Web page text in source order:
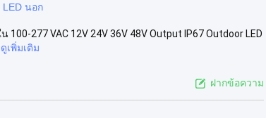
LED นอก
277 VAC 12V 24V 36V 48V Output IP67 Outdoor LED
ดูเพิ่มเติม
ฝากข้อความ